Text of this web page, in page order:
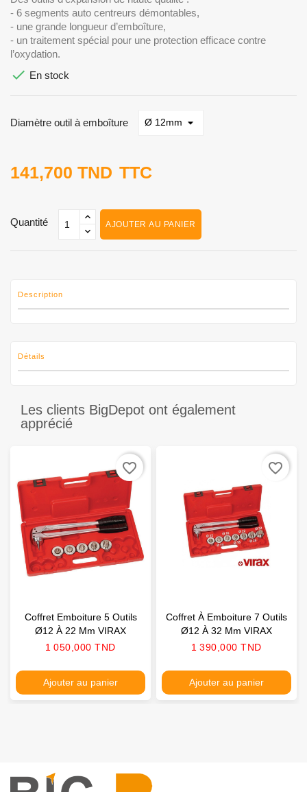
- 6 segments auto centreurs démontables,
- une grande longueur d’emboîture,
- un traitement spécial pour une protection efficace contre
l’oxydation.
 En stock
Diamètre outil à emboîture
141,700 TND TTC
Quantité AJOUTER AU PANIER
Description
Détails
Les clients BigDepot ont également
apprécié
Coffret Emboiture 5 Outils
Ø12 À 22 Mm VIRAX
Prix
1 050,000 TND
Ajouter au panier
favorite_border
Coffret À Emboiture 7 Outils
Ø12 À 32 Mm VIRAX
Prix
1 390,000 TND
Ajouter au panier
favorite_border